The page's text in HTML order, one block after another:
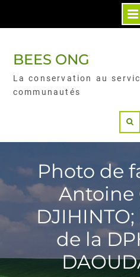
BEES ONG
La conservation au
communautés
Photo de
Antoine
de la